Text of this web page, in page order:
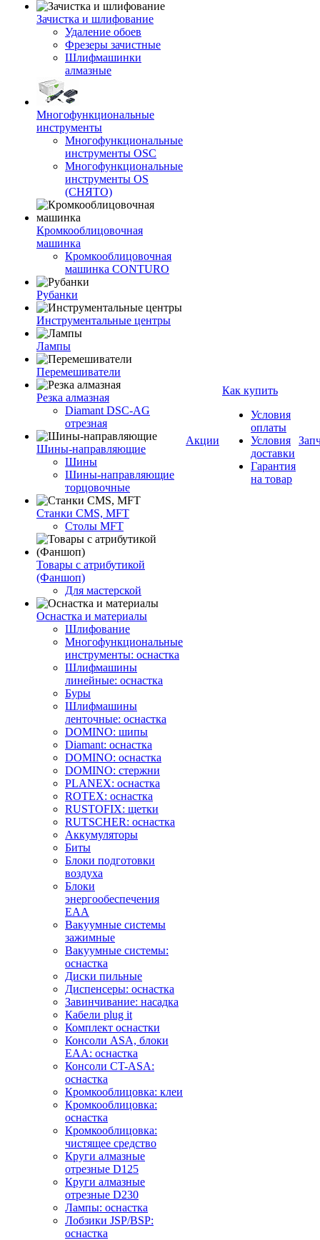
Зачистка и шлифование
Удаление обоев
Фрезеры зачистные
Шлифмашинки
алмазные
Многофункциональные
инструменты
Многофункциональные
инструменты OSC
Многофункциональные
инструменты OS
(СНЯТО)
Кромкооблицовочная
машинка
Кромкооблицовочная
машинка CONTURO
Рубанки
Инструментальные центры
Лампы
Перемешиватели
Резка алмазная
Diamant DSC-AG
отрезная
Шины-направляющие
Шины
Шины-направляющие
торцовочные
Станки CMS, MFT
Столы MFT
Товары с атрибутикой
(Фаншоп)
Для мастерской
Оснастка и материалы
Шлифование
Многофункциональные
инструменты: оснастка
Шлифмашины
линейные: оснастка
Буры
Шлифмашины
ленточные: оснастка
DOMINO: шипы
Diamant: оснастка
DOMINO: оснастка
DOMINO: стержни
PLANEX: оснастка
ROTEX: оснастка
RUSTOFIX: щетки
RUTSCHER: оснастка
Аккумуляторы
Биты
Блоки подготовки
воздуха
Блоки
энергообеспечения
EAA
Вакуумные системы
зажимные
Вакуумные системы:
оснастка
Диски пильные
Диспенсеры: оснастка
Завинчивание: насадка
Кабели plug it
Комплект оснастки
Консоли ASA, блоки
EAA: оснастка
Консоли CT-ASA:
оснастка
Кромкооблицовка: клеи
Кромкооблицовка:
оснастка
Кромкооблицовка:
чистящее средство
Круги алмазные
отрезные D125
Круги алмазные
отрезные D230
Лампы: оснастка
Лобзики JSP/BSP:
оснастка
Акции
Как купить
Условия
оплаты
Условия
доставки
Гарантия
на товар